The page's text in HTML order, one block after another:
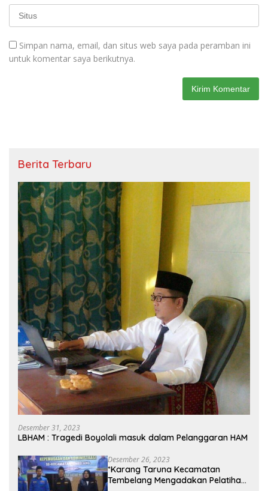
Simpan nama, email, dan situs web saya pada peramban ini
untuk komentar saya berikutnya.
Berita Terbaru
Desember 31, 2023
LBHAM : Tragedi Boyolali masuk dalam Pelanggaran HAM
Desember 26, 2023
*Karang Taruna Kecamatan
Tembelang Mengadakan Pelatihan